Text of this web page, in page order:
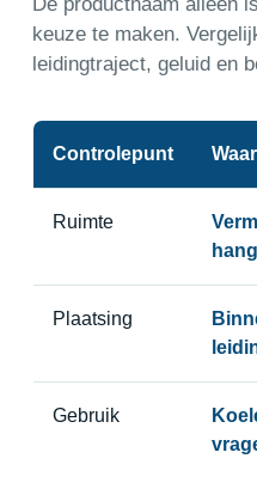
keuze te maken.
leidingtraject, geluid en
Controlepunt
Ruimte
Plaatsing
Gebruik